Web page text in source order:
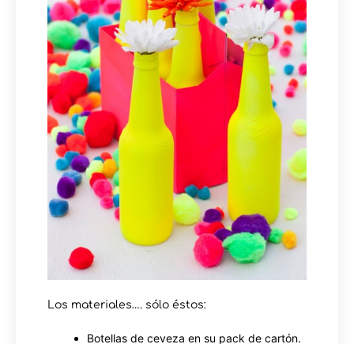
Los materiales…. sólo éstos:
Botellas de ceveza en su pack de cartón.